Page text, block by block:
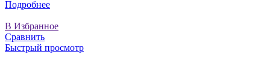
Подробнее
В Избранное
Сравнить
Быстрый просмотр